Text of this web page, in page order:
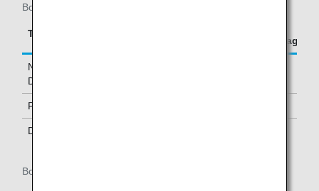
Boarding on/after August 1, 2018
Type
Basic Sector Mileage
Normal Fares and
Discount Fares
PEX Fares
Discount Fares
Boarding until July 31, 2018